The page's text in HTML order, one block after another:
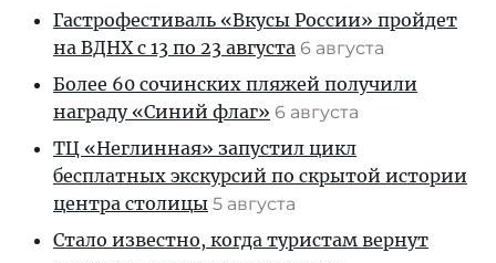
Гастрофестиваль «Вкусы России» пройдет
на ВДНХ с 13 по 23 августа 6 августа
Более 60 сочинских пляжей получили
награду «Синий флаг» 6 августа
ТЦ «Неглинная» запустил цикл
бесплатных экскурсий по скрытой истории
центра столицы 5 августа
Стало известно, когда туристам вернут